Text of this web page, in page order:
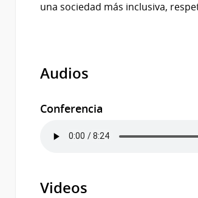
una sociedad más inclusiva,
Audios
Conferencia
Videos